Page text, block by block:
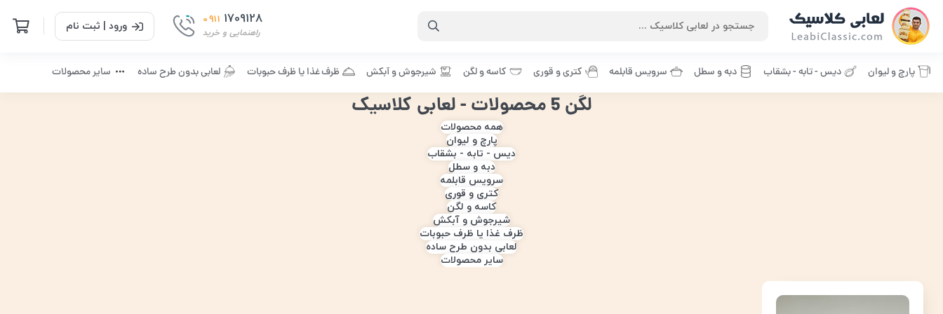
0911 1709128
راهنمایی و خرید ورود | ثبت نام
پارچ و لیوان دیس - تابه - بشقاب دبه و سطل سرویس قابلمه کتری و قوری کاسه و لگن شیرجوش و آبکش ظرف غذا یا ظرف حبوبات لعابی بدون طرح ساده سایر محصولات
لگن 5 محصولات - لعابی کلاسیک
همه محصولات
پارچ و لیوان
دیس - تابه - بشقاب
دبه و سطل
سرویس قابلمه
کتری و قوری
کاسه و لگن
شیرجوش و آبکش
ظرف غذا یا ظرف حبوبات
لعابی بدون طرح ساده
سایر محصولات